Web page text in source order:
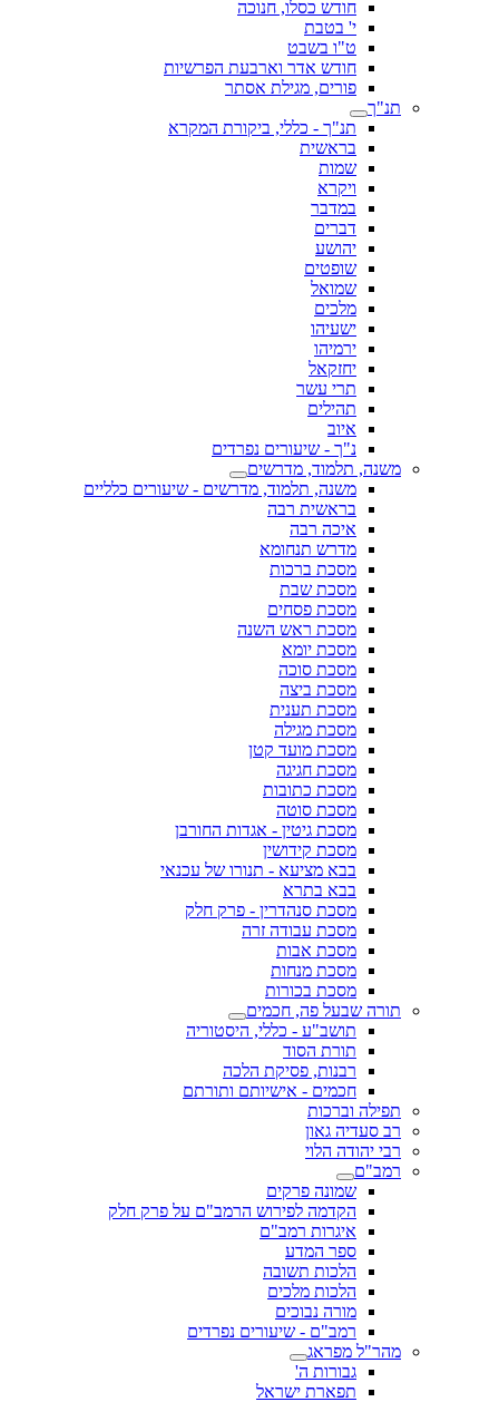
חודש כסלו, חנוכה
י' בטבת
ט"ו בשבט
חודש אדר וארבעת הפרשיות
פורים, מגילת אסתר
תנ"ך
תנ"ך - כללי, ביקורת המקרא
בראשית
שמות
ויקרא
במדבר
דברים
יהושע
שופטים
שמואל
מלכים
ישעיהו
ירמיהו
יחזקאל
תרי עשר
תהילים
איוב
נ"ך - שיעורים נפרדים
משנה, תלמוד, מדרשים
משנה, תלמוד, מדרשים - שיעורים כלליים
בראשית רבה
איכה רבה
מדרש תנחומא
מסכת ברכות
מסכת שבת
מסכת פסחים
מסכת ראש השנה
מסכת יומא
מסכת סוכה
מסכת ביצה
מסכת תענית
מסכת מגילה
מסכת מועד קטן
מסכת חגיגה
מסכת כתובות
מסכת סוטה
מסכת גיטין - אגדות החורבן
מסכת קידושין
בבא מציעא - תנורו של עכנאי
בבא בתרא
מסכת סנהדרין - פרק חלק
מסכת עבודה זרה
מסכת אבות
מסכת מנחות
מסכת בכורות
תורה שבעל פה, חכמים
תושב"ע - כללי, היסטוריה
תורת הסוד
רבנות, פסיקת הלכה
חכמים - אישיותם ותורתם
תפילה וברכות
רב סעדיה גאון
רבי יהודה הלוי
רמב"ם
שמונה פרקים
הקדמה לפירוש הרמב"ם על פרק חלק
איגרות רמב"ם
ספר המדע
הלכות תשובה
הלכות מלכים
מורה נבוכים
רמב"ם - שיעורים נפרדים
מהר"ל מפראג
גבורות ה'
תפארת ישראל